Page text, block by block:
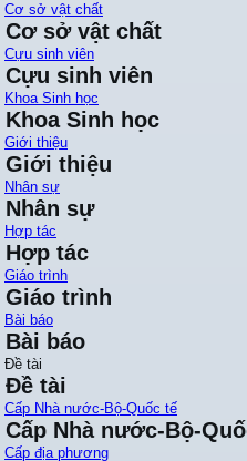
Cơ sở vật chất
Cơ sở vật chất
Cựu sinh viên
Cựu sinh viên
Khoa Sinh học
Khoa Sinh học
Giới thiệu
Giới thiệu
Nhân sự
Nhân sự
Hợp tác
Hợp tác
Giáo trình
Giáo trình
Bài báo
Bài báo
Đề tài
Đề tài
Cấp Nhà nước-Bộ-Quốc tế
Cấp Nhà nước-Bộ-
Cấp địa phương